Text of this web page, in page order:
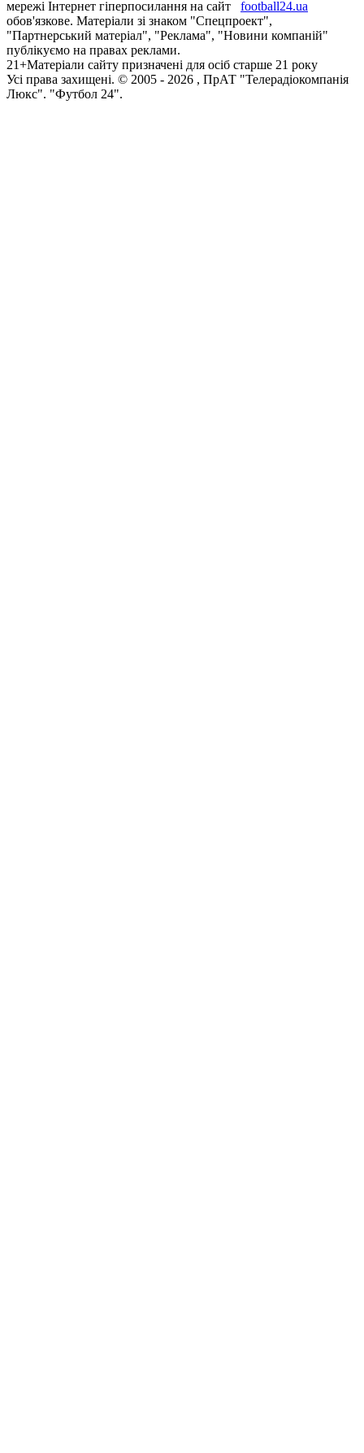
мережі Інтернет гіперпосилання на сайт
football24.ua
обов'язкове. Матеріали зі знаком "Спецпроект",
"Партнерський матеріал", "Реклама", "Новини компаній"
публікуємо на правах реклами.
21+Матеріали сайту призначені для осіб старше 21 року
Усi права захищенi. © 2005 - 2026 , ПрАТ "Телерадіокомпанія
Люкс". "Футбол 24".